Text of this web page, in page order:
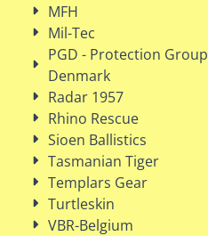
MFH
Mil-Tec
PGD - Protection Group
Denmark
Radar 1957
Rhino Rescue
Sioen Ballistics
Tasmanian Tiger
Templars Gear
Turtleskin
VBR-Belgium